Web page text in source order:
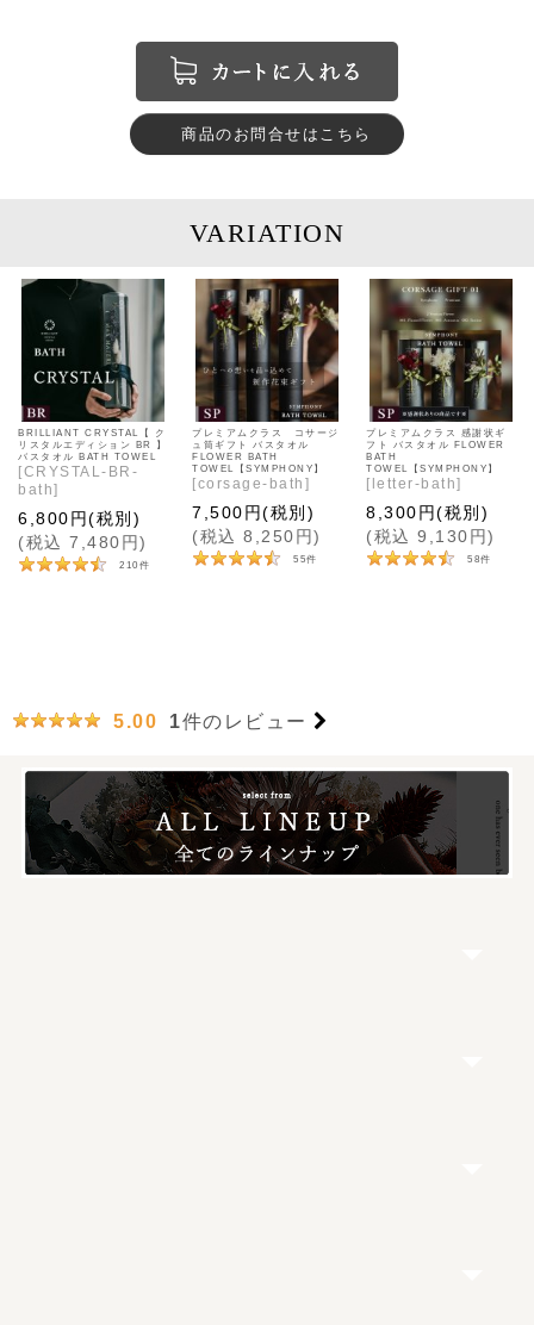
商品のお問合せはこちら
VARIATION
BRILLIANT CRYSTAL【 ク
リスタルエディション BR 】
バスタオル BATH TOWEL
[CRYSTAL-BR-
bath]
6,800円(税別)
(税込 7,480 円)
210 件
プレミアムクラス コサージ
ュ筒ギフト バスタオル
FLOWER BATH
TOWEL【SYMPHONY】
[corsage-bath ]
7,500円(税別)
(税込 8,250 円)
55件
プレミアムクラス 感謝状ギ
フト バスタオル FLOWER
BATH
TOWEL【SYMPHONY】
[ letter-bath]
8,300円(税別)
(税込 9,130 円)
58件
5.00 1件のレビュー